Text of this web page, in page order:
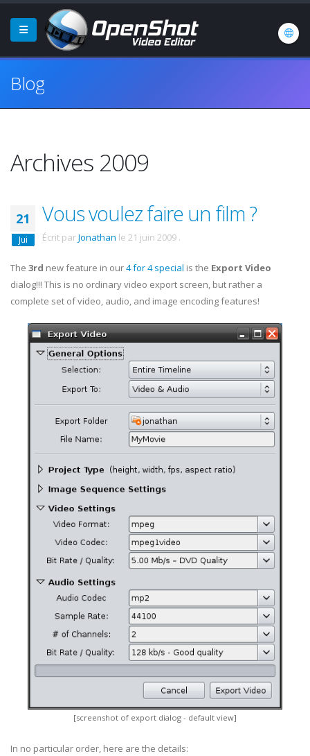
Blog
Archives 2009
21
Jui
Vous voulez faire un film ?
Écrit parJonathan le 21 juin 2009 .
The 3rd new feature in our4 for 4 special is the Export Video
dialog!!! This is no ordinary video export screen, but rather a
complete set of video, audio, and image encoding features!
[screenshot of export dialog - default view]
In no particular order, here are the details: